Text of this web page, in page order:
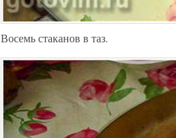
Восемь стаканов в таз.